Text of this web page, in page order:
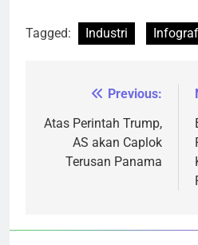
Tagged: Industri
Navigasi
pos
Previous:
Atas Perintah Trump,
AS akan Caplok
Terusan Panama